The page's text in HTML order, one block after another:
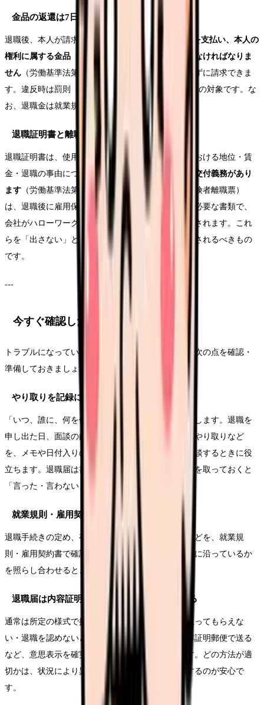
金品の返還は7日以内（労働基準法第23条）
退職後、本人が請求すれば、会社は
7日以内に賃金を支払い、本人の
権利に属する金品（積立金・保証金など）を返還しなければなりま
せん （労働基準法第23条）。次の給与支払日を待たずに請求できま
す。違反時は罰則（同法120条で30万円以下の罰金）の対象です。な
お、退職金は就業規則の支払期日に従います。
退職証明書と離職票
退職証明書は、使用期間・業務の種類・その事業における地位・賃
金・退職の事由について、
本人が請求すれば会社に交付義務があり
ます （労働基準法第22条）。離職票（雇用保険被保険者離職票）
は、退職後に雇用保険の基本手当を受け取るために必要な書類で、
会社がハローワークに離職証明書等を提出して交付されます。これ
らを「出さない」と言われた場合も、本来は手続きされるべきもの
です。
---
今すぐ確認したいポイント
トラブルになっている、またはなりそうなときは、次の点を確認・
準備しておきましょう。
やり取りを記録に残す
「いつ、誰に、何を伝え、どう返されたか」を記録します。退職を
申し出た日、面談の内容、引き止めの言葉、書類のやり取りなど
を、メモや日付入りの記録で残しておくと、後で相談するときに役
立ちます。退職届は書面で提出し、控え（コピー）を取っておくと
「言った・言わない」を防げます。
就業規則・雇用契約書を確認する
退職手続きの定め、有給の残日数、退職金の規定などを、就業規
則・雇用契約書で確認します。職場の言い分が規程に沿っているか
を照らし合わせると、冷静に判断できます。
退職届は内容証明など記録に残る形も検討する
通常は所定の様式で提出すれば足りますが、受け取ってもらえな
い・退職を認めないといった場合は、退職届を内容証明郵便で送る
など、意思表示を確実に記録に残す方法もあります。どの方法が適
切かは、状況により異なるため、相談窓口で確認するのが安心で
す。